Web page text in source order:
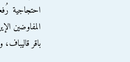
احتجاجية
المفاوضين
باقر